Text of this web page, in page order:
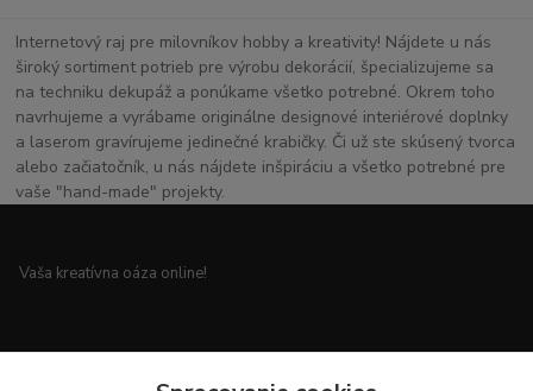
Internetový raj pre milovníkov hobby a kreativity! Nájdete u nás
široký sortiment potrieb pre výrobu dekorácií, špecializujeme sa
na techniku dekupáž a ponúkame všetko potrebné. Okrem toho
navrhujeme a vyrábame originálne designové interiérové doplnky
a laserom gravírujeme jedinečné krabičky. Či už ste skúsený tvorca
alebo začiatočník, u nás nájdete inšpiráciu a všetko potrebné pre
vaše "hand-made" projekty.
Vaša kreatívna oáza online!
Všetko pre vaše handmade projekty a originálne dekorácie.